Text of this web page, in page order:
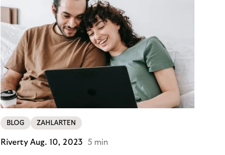
Grenzen traditioneller Compliance-Mechanismen.
BLOG ZAHLARTEN
Riverty Aug. 10, 2023 5 min